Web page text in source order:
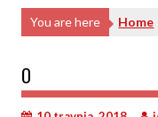
You are here Home
O